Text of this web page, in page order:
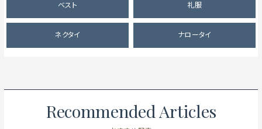
ベスト 礼服
ネクタイ ナロータイ
Recommended Articles